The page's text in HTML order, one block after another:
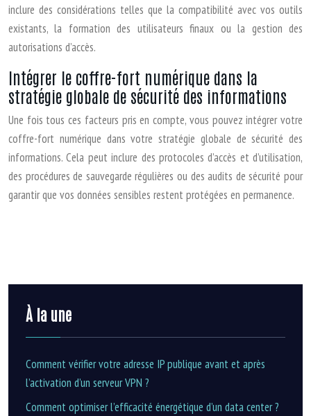
inclure des considérations telles que la compatibilité avec vos outils
existants, la formation des utilisateurs finaux ou la gestion des
autorisations d’accès.
Intégrer le coffre-fort numérique dans la
stratégie globale de sécurité des informations
Une fois tous ces facteurs pris en compte, vous pouvez intégrer votre
coffre-fort numérique dans votre stratégie globale de sécurité des
informations. Cela peut inclure des protocoles d’accès et d’utilisation,
des procédures de sauvegarde régulières ou des audits de sécurité pour
garantir que vos données sensibles restent protégées en permanence.
À la une
Comment vérifier votre adresse IP publique avant et après
l’activation d’un serveur VPN ?
Comment optimiser l’efficacité énergétique d’un data center ?